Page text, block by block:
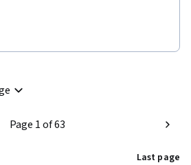
Page 1 of 63
Last page